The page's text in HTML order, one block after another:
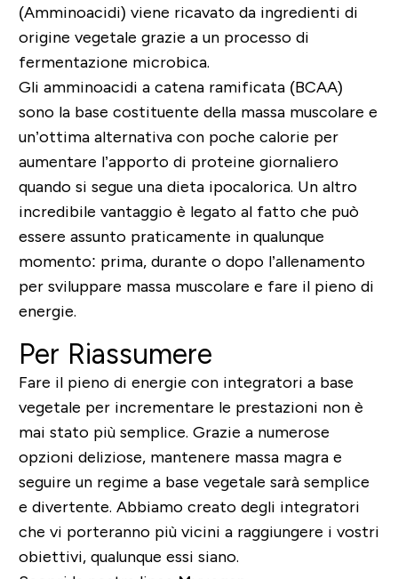
(Amminoacidi) viene ricavato da ingredienti di
origine vegetale grazie a un processo di
fermentazione microbica.
Gli amminoacidi a catena ramificata (BCAA)
sono la base costituente della massa muscolare e
un’ottima alternativa con poche calorie per
aumentare l’apporto di proteine giornaliero
quando si segue una dieta ipocalorica. Un altro
incredibile vantaggio è legato al fatto che può
essere assunto praticamente in qualunque
momento: prima, durante o dopo l’allenamento
per sviluppare massa muscolare e fare il pieno di
energie.
Per Riassumere
Fare il pieno di energie con integratori a base
vegetale per incrementare le prestazioni non è
mai stato più semplice. Grazie a numerose
opzioni deliziose, mantenere massa magra e
seguire un regime a base vegetale sarà semplice
e divertente. Abbiamo creato degli integratori
che vi porteranno più vicini a raggiungere i vostri
obiettivi, qualunque essi siano.